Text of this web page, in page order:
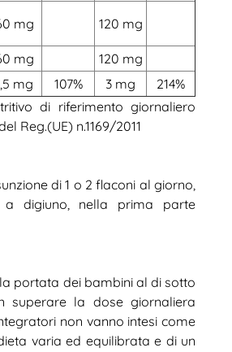
mg 120 mg
mg
120 mg
mg 107% 3 mg
214%
di riferimento giornaliero
Reg.(UE) n.1169/2011
di 1 o 2 flaconi al giorno,
a digiuno, nella prima parte
portata dei bambini al di sotto
superare la dose giornaliera
non vanno intesi come
varia ed equilibrata e di un